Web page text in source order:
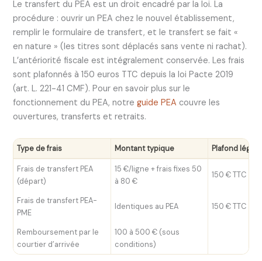
Le transfert du PEA est un droit encadré par la loi. La
procédure : ouvrir un PEA chez le nouvel établissement,
remplir le formulaire de transfert, et le transfert se fait «
en nature » (les titres sont déplacés sans vente ni rachat).
L’antériorité fiscale est intégralement conservée. Les frais
sont plafonnés à 150 euros TTC depuis la loi Pacte 2019
(art. L. 221-41 CMF). Pour en savoir plus sur le
fonctionnement du PEA, notreguide PEA couvre les
ouvertures, transferts et retraits.
Type de frais Montant typique Plafond légal
Frais de transfert PEA
(départ)
15 €/ligne + frais fixes 50
à 80 €
150 € TTC
Frais de transfert PEA-
PME
Identiques au PEA 150 € TTC
Remboursement par le
courtier d’arrivée
100 à 500 € (sous
conditions)